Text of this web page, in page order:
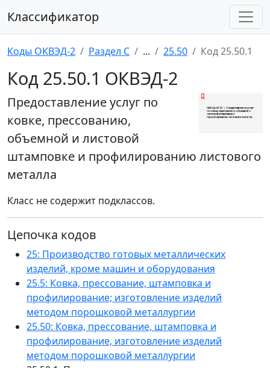
Классификатор
Коды ОКВЭД-2 Раздел C ... 25.50 Код 25.50.1
Код 25.50.1 ОКВЭД-2
Предоставление услуг по
ковке, прессованию,
объемной и листовой
штамповке и профилированию листового
металла
Класс не содержит подклассов.
Цепочка кодов
25: Производство готовых металлических
изделий, кроме машин и оборудования
25.5: Ковка, прессование, штамповка и
профилирование; изготовление изделий
методом порошковой металлургии
25.50: Ковка, прессование, штамповка и
профилирование, изготовление изделий
методом порошковой металлургии